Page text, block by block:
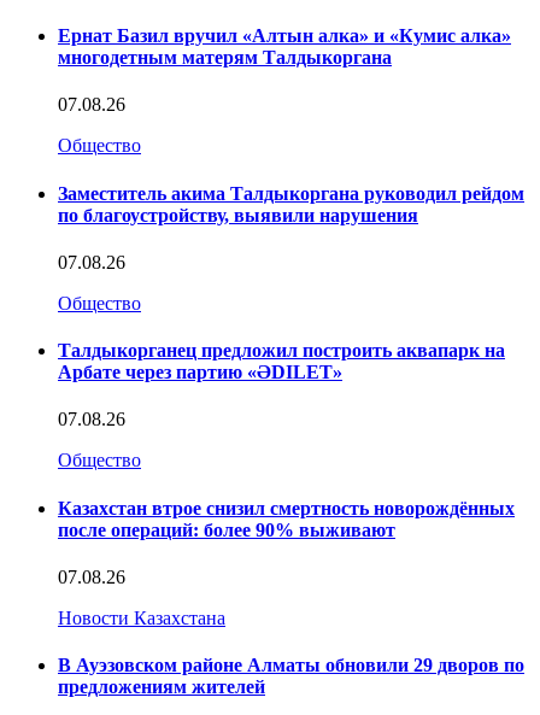
Ернат Базил вручил «Алтын алка» и «Кумис алка»
многодетным матерям Талдыкоргана
07.08.26
Общество
Заместитель акима Талдыкоргана руководил рейдом
по благоустройству, выявили нарушения
07.08.26
Общество
Талдыкорганец предложил построить аквапарк на
Арбате через партию «ӘDILET»
07.08.26
Общество
Казахстан втрое снизил смертность новорождённых
после операций: более 90% выживают
07.08.26
Новости Казахстана
В Ауэзовском районе Алматы обновили 29 дворов по
предложениям жителей